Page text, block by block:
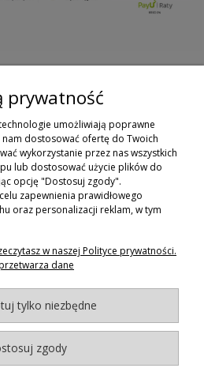
NEWSLETTERA
ZAPISZ SIĘ
ZAKUPY
POMOC
KONTO
- 2024
prywatność
umożliwiają poprawne
dostosować ofertę do Twoich
wykorzystanie przez nas wszystkich
lub dostosować użycie plików do
opcję "Dostosuj zgody".
zapewnienia prawidłowego
oraz personalizacji reklam, w tym
w naszej Polityce prywatności.
dane
tylko niezbędne
zgody